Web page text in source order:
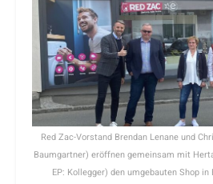
Red Zac-Vorstand Brendan Lenane und
Baumgartner) eröffnen gemeinsam mit
EP: Kollegger) den umgebauten Shop